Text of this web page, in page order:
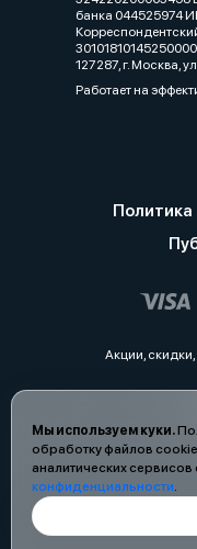
Мы используем куки.
обработку файлов
аналитических
конфиденциальности.
банка 044525974
127287, г. Москва,
Работает на
Акции,